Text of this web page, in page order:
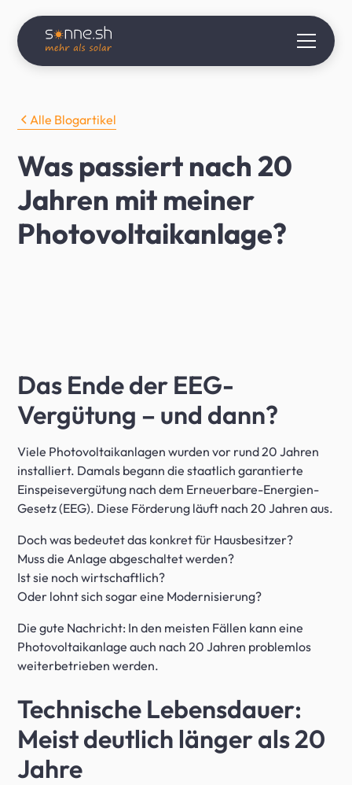
Alle Blogartikel
Was passiert nach 20
Jahren mit meiner
Photovoltaikanlage?
Das Ende der EEG-
Vergütung – und dann?
Viele Photovoltaikanlagen wurden vor rund 20 Jahren
installiert. Damals begann die staatlich garantierte
Einspeisevergütung nach dem Erneuerbare-Energien-
Gesetz (EEG). Diese Förderung läuft nach 20 Jahren aus.
Doch was bedeutet das konkret für Hausbesitzer?
Muss die Anlage abgeschaltet werden?
Ist sie noch wirtschaftlich?
Oder lohnt sich sogar eine Modernisierung?
Die gute Nachricht: In den meisten Fällen kann eine
Photovoltaikanlage auch nach 20 Jahren problemlos
weiterbetrieben werden.
Technische Lebensdauer:
Meist deutlich länger als 20
Jahre